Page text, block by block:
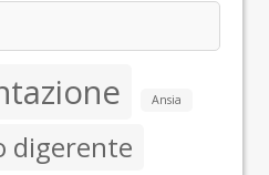
Ansia
digerente